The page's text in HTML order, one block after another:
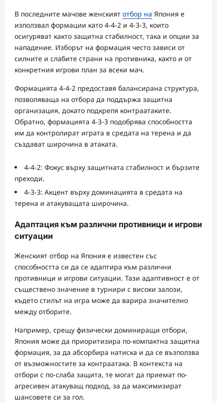
В последните мачове женският отбор на Япония е
използвал формации като 4-4-2 и 4-3-3, които
осигуряват както защитна стабилност, така и опции за
нападение. Изборът на формация често зависи от
силните и слабите страни на противника, както и от
конкретния игрови план за всеки мач.
Формацията 4-4-2 предоставя балансирана структура,
позволяваща на отбора да поддържа защитна
организация, докато подкрепя контраатаките.
Обратно, формацията 4-3-3 подобрява способността
им да контролират играта в средата на терена и да
създават широчина в атаката.
4-4-2: Фокус върху защитната стабилност и бързите
преходи.
4-3-3: Акцент върху доминацията в средата на
терена и атакуващата широчина.
Адаптация към различни противници и игрови
ситуации
Женският отбор на Япония е известен със
способността си да се адаптира към различни
противници и игрови ситуации. Тази адаптивност е от
съществено значение в турнири с високи залози,
където стилът на игра може да варира значително
между отборите.
Например, срещу физически доминиращи отбори,
Япония може да приоритизира по-компактна защитна
формация, за да абсорбира натиска и да се възползва
от възможностите за контраатака. В контекста на
отбори с по-слаба защита, те могат да приемат по-
агресивен атакуващ подход, за да максимизират
шансовете си за гол.